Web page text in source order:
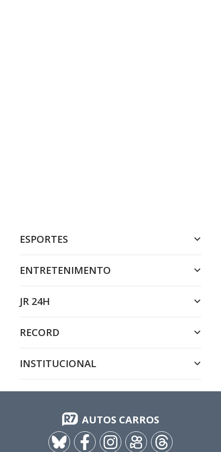
ESPORTES
ENTRETENIMENTO
JR 24H
RECORD
INSTITUCIONAL
AUTOS CARROS